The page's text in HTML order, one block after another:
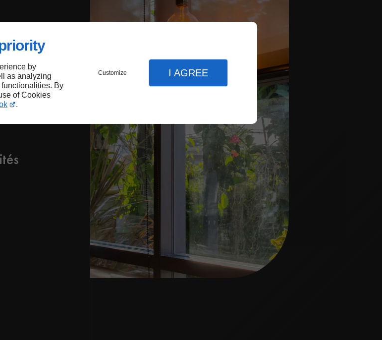
by
as analyzing
By
of Cookies
.
Customize I AGREE